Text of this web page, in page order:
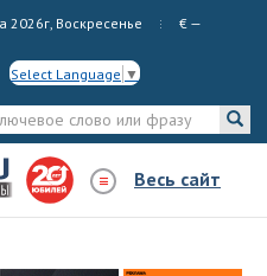
2026г, Воскресенье € —
Select Language ▼
Весь сайт